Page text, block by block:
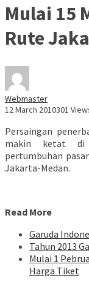
Mulai 15
Rute
Webmaster
12 March 2010301
Persaingan
makin ketat di
pertumbuhan
Jakarta-Medan.
Read More
Garuda
Tahun 2013
Mulai 1
Harga Tiket